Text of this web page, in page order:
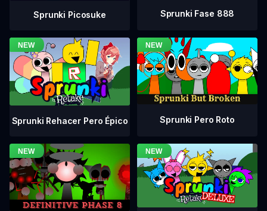
Sprunki Picosuke Sprunki Fase 888
Sprunki Rehacer Pero Épico Sprunki Pero Roto